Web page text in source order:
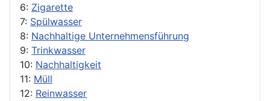
6: Zigarette
7: Spülwasser
8: Nachhaltige Unternehmensführung
9: Trinkwasser
10: Nachhaltigkeit
11: Müll
12: Reinwasser